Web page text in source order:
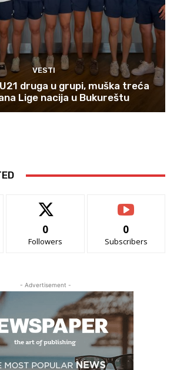
VESTI
druga u grupi, muška treća
Lige nacija u Bukureštu
0
Followers
0
Subscribers
- Advertisement -